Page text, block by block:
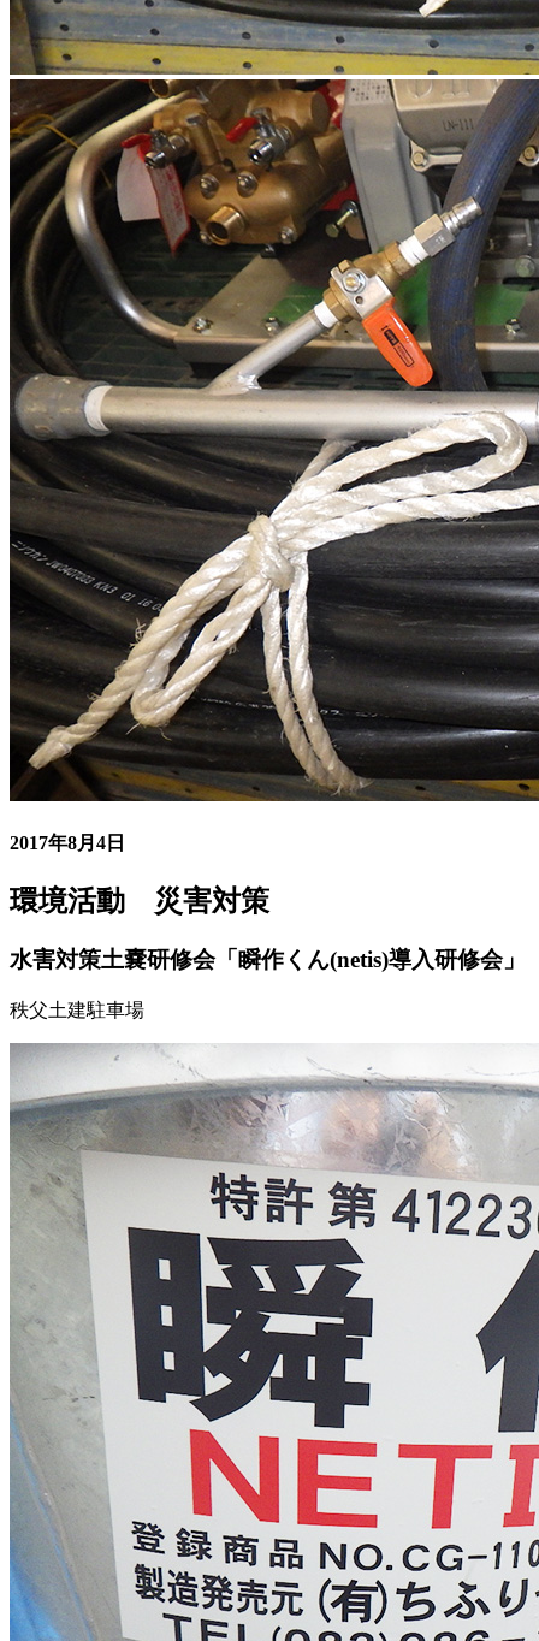
2017年8月4日
環境活動 災害対策
水害対策土嚢研修会「瞬作くん(netis)導入研修会」
秩父土建駐車場